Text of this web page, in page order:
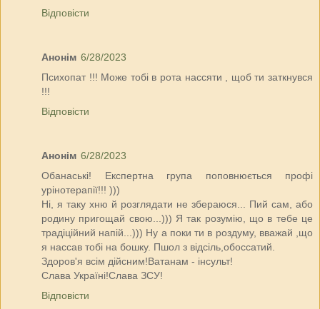
Відповісти
Анонім 6/28/2023
Психопат !!! Може тобі в рота нассяти , щоб ти заткнувся
!!!
Відповісти
Анонім 6/28/2023
Обанаські! Експертна група поповнюється профі
урінотерапії!!! )))
Ні, я таку хню й розглядати не збераюся... Пий сам, або
родину пригощай свою...))) Я так розумію, що в тебе це
традіційний напій...))) Ну а поки ти в роздуму, вважай ,що
я нассав тобі на бошку. Пшол з відсіль,обоссатий.
Здоров'я всім дійсним!Ватанам - інсульт!
Слава Україні!Слава ЗСУ!
Відповісти